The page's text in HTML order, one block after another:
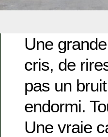
Une
cris, de
pas un
endormi.
Une vraie